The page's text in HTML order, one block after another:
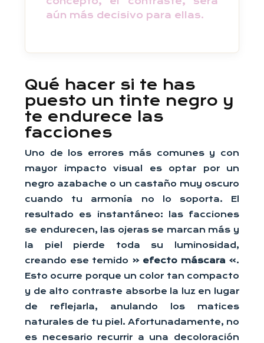
aún más decisivo para ellas.
Qué hacer si te has
puesto un tinte negro y
te endurece las
facciones
Uno de los errores más comunes y con
mayor impacto visual es optar por un
negro azabache o un castaño muy oscuro
cuando tu armonía no lo soporta. El
resultado es instantáneo: las facciones
se endurecen, las ojeras se marcan más y
la piel pierde toda su luminosidad,
creando ese temido « efecto máscara ».
Esto ocurre porque un color tan compacto
y de alto contraste absorbe la luz en lugar
de reflejarla, anulando los matices
naturales de tu piel. Afortunadamente, no
es necesario recurrir a una decoloración